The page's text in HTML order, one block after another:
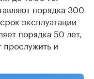
порядка 300
эксплуатации
порядка 50 лет,
и